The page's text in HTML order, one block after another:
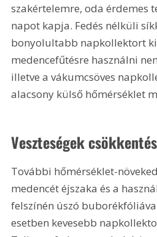
szakértelemre, oda érdemes
napot kapja. Fedés nélküli
bonyolultabb napkollektort
medencefűtésre használni
illetve a vákumcsöves
alacsony külső hőmérséklet
Veszteségek
További hőmérséklet-
medencét éjszaka és a
felszínén úszó
esetben kevesebb